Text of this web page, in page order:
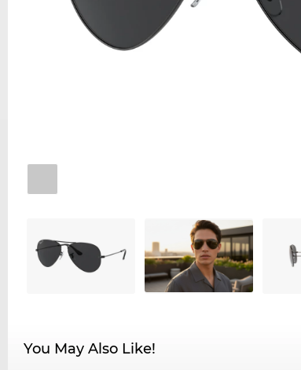
You May Also Like!